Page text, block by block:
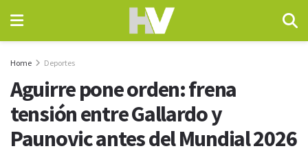
Home Deportes
Aguirre pone orden: frena
tensión entre Gallardo y
Paunovic antes del Mundial 2026